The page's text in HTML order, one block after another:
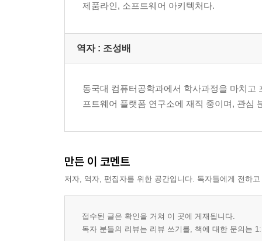
___서론
___서비스 컨트롤러
______데이터 바인딩 고려사항
______일반적인 고려사항
______고려사항
5장 웹 서비스 구현 스타일
___서론
___웹 서비스 구현을 위한 디자인 고려사항
제품라인, 소프트웨어 아키텍처다.
역자 : 조성배
동국대 컴퓨터공학과에서 학사과정을 마치
프트웨어 플랫폼 연구소에 재직 중이며, 관심
만든 이 코멘트
저자, 역자, 편집자를 위한 공간입니다. 독자들에게 전하
접수된 글은 확인을 거쳐 이 곳에 게재됩니다.
독자 분들의 리뷰는 리뷰 쓰기를, 책에 대한 문의는